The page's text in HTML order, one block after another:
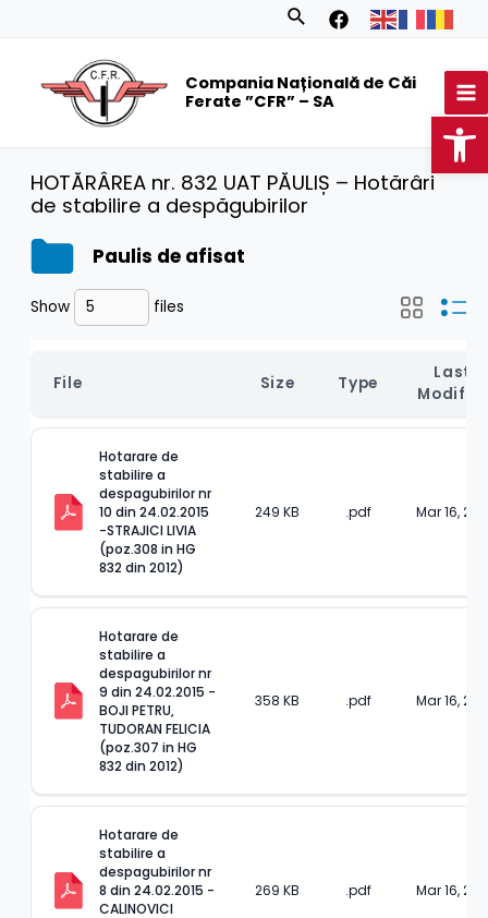
Search
Compania Națională de Căi
Ferate ”CFR” – SA
HOTĂRÂREA nr. 832 UAT PĂULIȘ – Hotărâri
de stabilire a despăgubirilor
Paulis de afisat
Show files
File Size Type
Last
Hotarare de
stabilire a
despagubirilor nr
10 din 24.02.2015
-STRAJICI LIVIA
(poz.308 in HG
832 din 2012)
249 KB .pdf Mar 16,
Hotarare de
stabilire a
despagubirilor nr
9 din 24.02.2015 -
BOJI PETRU,
TUDORAN FELICIA
(poz.307 in HG
832 din 2012)
358 KB .pdf Mar 16,
Hotarare de
stabilire a
despagubirilor nr
8 din 24.02.2015 -
CALINOVICI
269 KB .pdf Mar 16,